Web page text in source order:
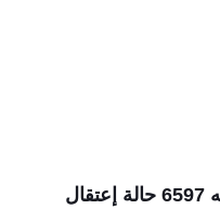
تم إلقاء القبض على ما مجموعه 6597 حالة إعتقال